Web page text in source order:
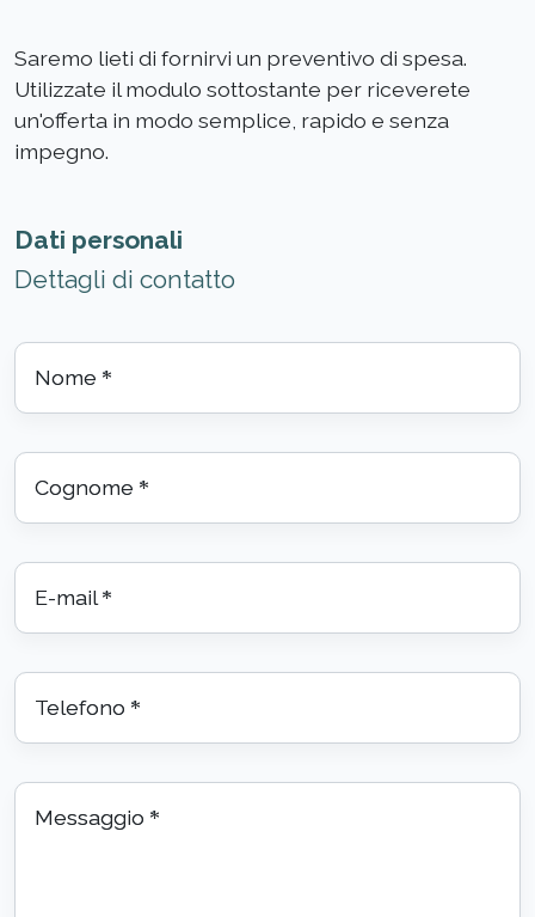
Saremo lieti di fornirvi un preventivo di spesa.
Utilizzate il modulo sottostante per riceverete
un'offerta in modo semplice, rapido e senza
impegno.
Dati personali
Dettagli di contatto
Nome *
Cognome *
E-mail *
Telefono *
Messaggio *